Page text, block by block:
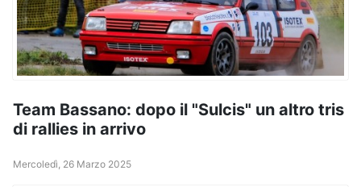
Team Bassano: dopo il "Sulcis" un altro tris
di rallies in arrivo
Mercoledì, 26 Marzo 2025